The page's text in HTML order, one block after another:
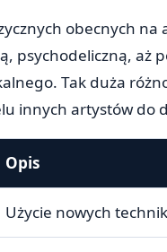
obecnych
psychodeliczną, aż
Tak duża
innych artystów do
Opis
Użycie nowych